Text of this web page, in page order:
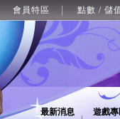
會員特區 點數 / 儲
最新消息 遊戲